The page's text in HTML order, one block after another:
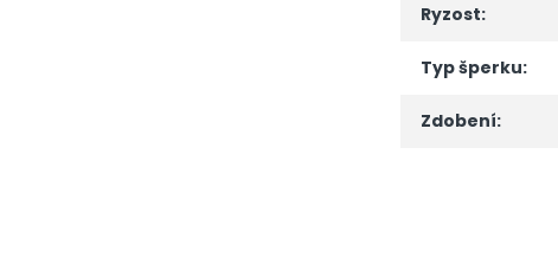
Ryzost:
Typ šperku:
Zdobení: